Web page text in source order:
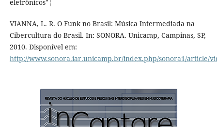
eletrônicos"¦
VIANNA, L. R. O Funk no Brasil: Música Intermediada na
Cibercultura do Brasil. In: SONORA. Unicamp, Campinas, SP,
2010. Disponí­vel em:
http://www.sonora.iar.unicamp.br/index.php/sonora1/article/